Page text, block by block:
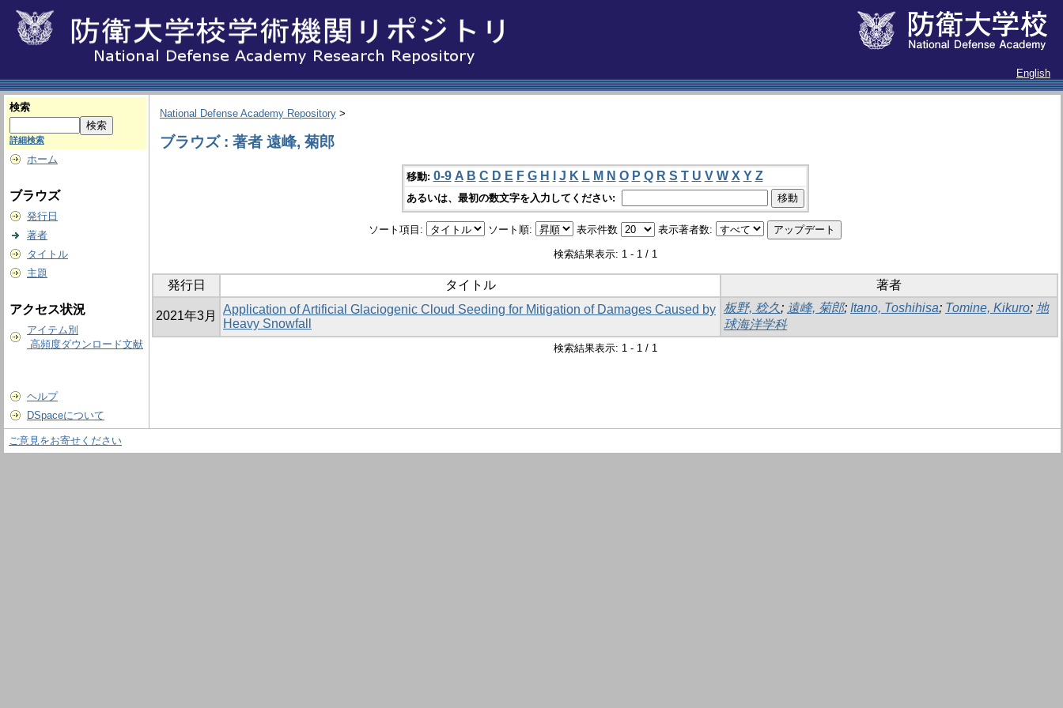
English
検索
詳細検索
ホーム
ブラウズ
発行日
著者
タイトル
主題
アクセス状況
アイテム別
高頻度ダウンロード文献
ヘルプ
DSpaceについて
National Defense Academy Repository >
ブラウズ : 著者 遠峰, 菊郎
移動: 0-9 A B C D E F G H J K L M N O P Q R S T U V W X Y Z
あるいは、最初の数文字を入力してください:
ソート項目: ソート順: 表示件数 表示著者数:
検索結果表示: 1 - 1 / 1
発行日 タイトル 著者
2021年3月
Application of Artificial Glaciogenic Cloud Seeding for Mitigation of Damages Caused by
Heavy Snowfall
板野, 稔久; 遠峰, 菊郎; Itano, Toshihisa; Tomine, Kikuro; 地
球海洋学科
検索結果表示: 1 - 1 / 1
ご意見をお寄せください